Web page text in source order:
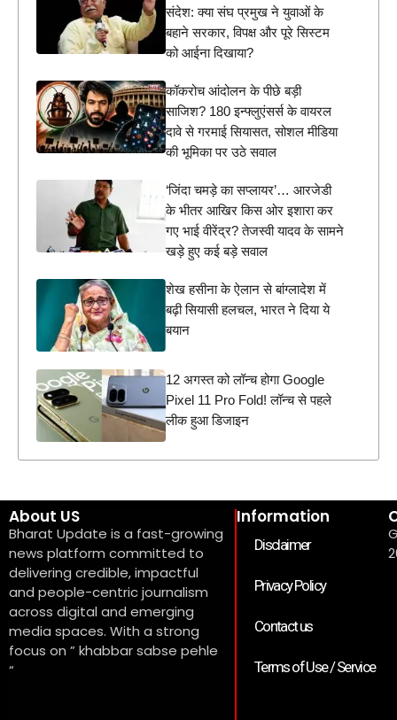
संदेश: क्या संघ प्रमुख ने युवाओं के
बहाने सरकार, विपक्ष और पूरे सिस्टम
को आईना दिखाया?
कॉकरोच आंदोलन के पीछे बड़ी
साजिश? 180 इन्फ्लुएंसर्स के वायरल
दावे से गरमाई सियासत, सोशल मीडिया
की भूमिका पर उठे सवाल
‘जिंदा चमड़े का सप्लायर’… आरजेडी
के भीतर आखिर किस ओर इशारा कर
गए भाई वीरेंद्र? तेजस्वी यादव के सामने
खड़े हुए कई बड़े सवाल
शेख हसीना के ऐलान से बांग्लादेश में
बढ़ी सियासी हलचल, भारत ने दिया ये
बयान
12 अगस्त को लॉन्च होगा Google
Pixel 11 Pro Fold! लॉन्च से पहले
लीक हुआ डिजाइन
About US
Bharat Update is a fast-growing
news platform committed to
delivering credible, impactful
and people-centric journalism
across digital and emerging
media spaces. With a strong
focus on ” khabbar sabse pehle
“
Information
Disclaimer
Privacy Policy
Contact us
Terms of Use / Service